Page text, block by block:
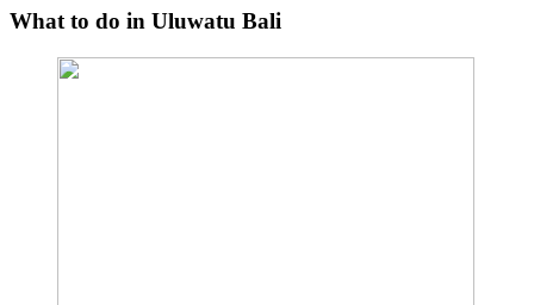
What to do in Uluwatu Bali